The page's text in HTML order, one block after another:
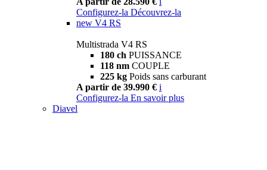
Configurez-la Découvrez-la
new V4 RS
Multistrada V4 RS
180 ch PUISSANCE
118 nm COUPLE
225 kg Poids sans carburant
A partir de 39.990 € i
Configurez-la En savoir plus
Diavel